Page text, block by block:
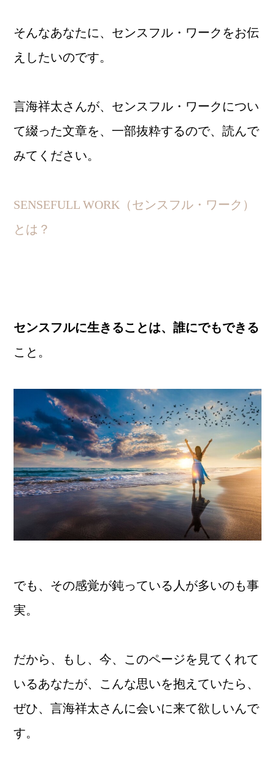
そんなあなたに、センスフル・ワークをお伝
えしたいのです。
言海祥太さんが、センスフル・ワークについ
て綴った文章を、一部抜粋するので、読んで
みてください。
SENSEFULL WORK（センスフル・ワーク）
とは？
センスフルに生きることは、誰にでもできる
こと。
でも、その感覚が鈍っている人が多いのも事
実。
だから、もし、今、このページを見てくれて
いるあなたが、こんな思いを抱えていたら、
ぜひ、言海祥太さんに会いに来て欲しいんで
す。